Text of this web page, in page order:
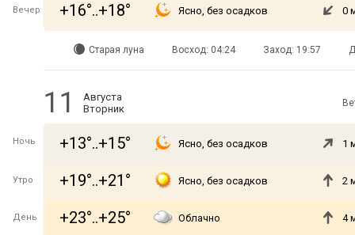
Вечер +16°..+18° Ясно, без осадков 0
Старая луна Восход: 04:24 Заход: 19:57
11
Августа
Вторник
Ночь +13°..+15° Ясно, без осадков 1
Утро +19°..+21° Ясно, без осадков 2
День +23°..+25° Облачно 4